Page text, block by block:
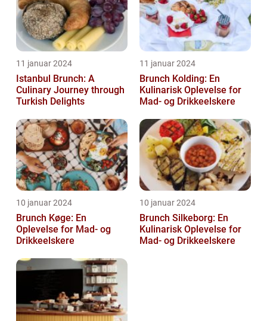
11 januar 2024
Istanbul Brunch: A
Culinary Journey through
Turkish Delights
11 januar 2024
Brunch Kolding: En
Kulinarisk Oplevelse for
Mad- og Drikkeelskere
10 januar 2024
Brunch Køge: En
Oplevelse for Mad- og
Drikkeelskere
10 januar 2024
Brunch Silkeborg: En
Kulinarisk Oplevelse for
Mad- og Drikkeelskere